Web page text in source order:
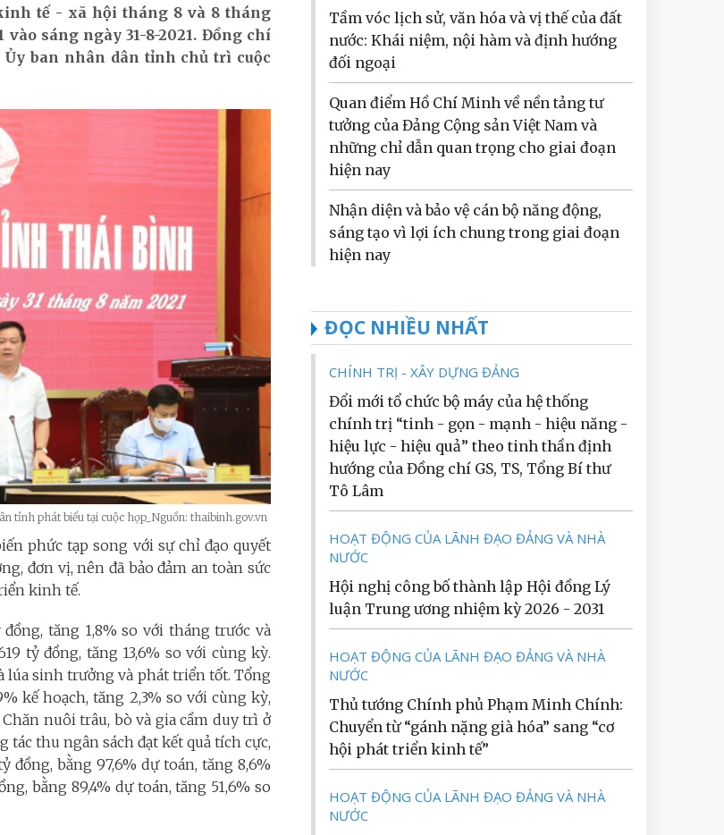
tế - xã hội tháng 8 và 8 tháng
sáng ngày 31-8-2021. Đồng chí
Ủy ban nhân dân tỉnh chủ trì cuộc
tỉnh phát biểu tại cuộc họp_Nguồn: thaibinh.gov.vn
phức tạp song với sự chỉ đạo quyết
đơn vị, nên đã bảo đảm an toàn sức
kinh tế.
tăng 1,8% so với tháng trước và
tỷ đồng, tăng 13,6% so với cùng kỳ.
lúa sinh trưởng và phát triển tốt. Tổng
kế hoạch, tăng 2,3% so với cùng kỳ,
nuôi trâu, bò và gia cầm duy trì ở
thu ngân sách đạt kết quả tích cực,
đồng, bằng 97,6% dự toán, tăng 8,6%
bằng 89,4% dự toán, tăng 51,6% so
Tầm vóc lịch sử, văn hóa và vị thế của đất
nước: Khái niệm, nội hàm và định hướng
đối ngoại
Quan điểm Hồ Chí Minh về nền tảng tư
tưởng của Đảng Cộng sản Việt Nam và
những chỉ dẫn quan trọng cho giai đoạn
hiện nay
Nhận diện và bảo vệ cán bộ năng động,
sáng tạo vì lợi ích chung trong giai đoạn
hiện nay
ĐỌC NHIỀU NHẤT
CHÍNH TRỊ - XÂY DỰNG ĐẢNG
Đổi mới tổ chức bộ máy của hệ thống
chính trị “tinh - gọn - mạnh - hiệu năng -
hiệu lực - hiệu quả” theo tinh thần định
hướng của Đồng chí GS, TS, Tổng Bí thư
Tô Lâm
HOẠT ĐỘNG CỦA LÃNH ĐẠO ĐẢNG VÀ NHÀ
NƯỚC
Hội nghị công bố thành lập Hội đồng Lý
luận Trung ương nhiệm kỳ 2026 - 2031
HOẠT ĐỘNG CỦA LÃNH ĐẠO ĐẢNG VÀ NHÀ
NƯỚC
Thủ tướng Chính phủ Phạm Minh Chính:
Chuyển từ “gánh nặng già hóa” sang “cơ
hội phát triển kinh tế”
HOẠT ĐỘNG CỦA LÃNH ĐẠO ĐẢNG VÀ NHÀ
NƯỚC